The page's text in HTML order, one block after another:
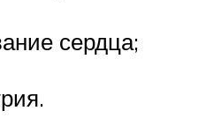
сердца;